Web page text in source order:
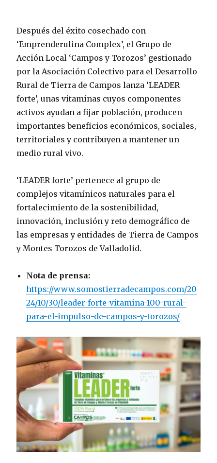
Después del éxito cosechado con
‘Emprenderulina Complex’, el Grupo de
Acción Local ‘Campos y Torozos’ gestionado
por la Asociación Colectivo para el Desarrollo
Rural de Tierra de Campos lanza ‘LEADER
forte’, unas vitaminas cuyos componentes
activos ayudan a fijar población, producen
importantes beneficios económicos, sociales,
territoriales y contribuyen a mantener un
medio rural vivo.
‘LEADER forte’ pertenece al grupo de
complejos vitamínicos naturales para el
fortalecimiento de la sostenibilidad,
innovación, inclusión y reto demográfico de
las empresas y entidades de Tierra de Campos
y Montes Torozos de Valladolid.
Nota de prensa:
https://www.somostierradecampos.com/20
24/10/30/leader-forte-vitamina-100-rural-
para-el-impulso-de-campos-y-torozos/